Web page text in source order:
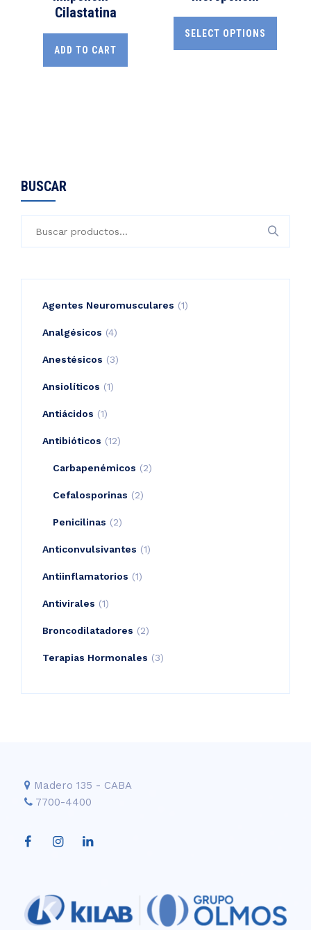
Cilastatina
ADD TO CART
SELECT OPTIONS
BUSCAR
Agentes Neuromusculares 11
Analgésicos
44
Anestésicos
33
Ansiolíticos
11
Antiácidos
11
Antibióticos
1212
Carbapenémicos
22
Cefalosporinas
22
Penicilinas
22
Anticonvulsivantes
11
Antiinflamatorios
11
Antivirales
11
Broncodilatadores
22
Terapias Hormonales
33
Madero 135 - CABA
7700-4400